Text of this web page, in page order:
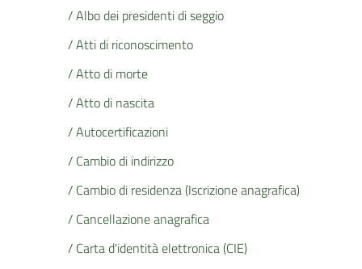
/ Albo dei presidenti di seggio
/ Atti di riconoscimento
/ Atto di morte
/ Atto di nascita
/ Autocertificazioni
/ Cambio di indirizzo
/ Cambio di residenza (Iscrizione anagrafica)
/ Cancellazione anagrafica
/ Carta d'identità elettronica (CIE)